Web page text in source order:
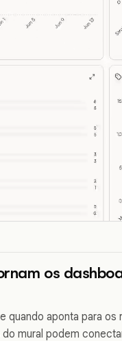
os
quando aponta para
mural podem